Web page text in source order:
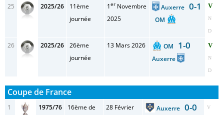
25 2025/26
11ème
journée
1er Novembre
2025
Auxerre0-1
OM
V
N
D
26 2025/26
26ème
journée
13 Mars 2026 OM 1-0
Auxerre
V
N
D
Coupe de France
1 1975/76
16ème de
28 Février
Auxerre 0-0 V